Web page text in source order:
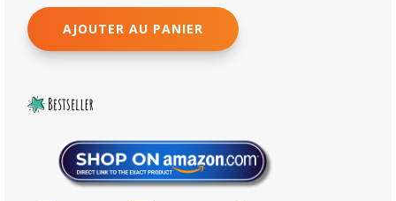
AJOUTER AU PANIER